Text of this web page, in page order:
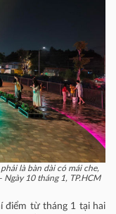
là bàn dài có mái che,
10 tháng 1, TP.HCM
điểm từ tháng 1 tại hai